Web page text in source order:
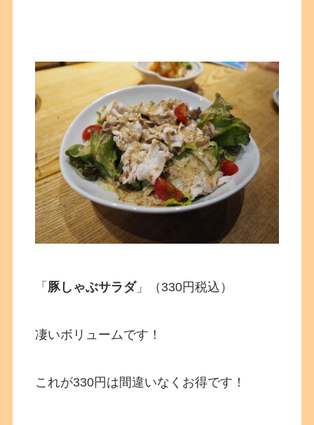
「 豚しゃぶサラダ」（330円税込）
凄いボリュームです！
これが330円は間違いなくお得です！